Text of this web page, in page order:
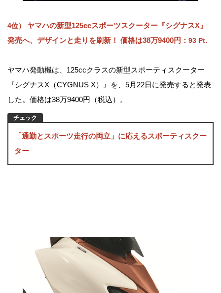
4位）
ヤマハの新型125ccスポーツスクーター『シグナスX』
発売へ、デザインと走りを刷新！ 価格は38万9400円： 93 Pt.
ヤマハ発動機は、125ccクラスの新型スポーティスクーター
『シグナスX（CYGNUS X）』を、5月22日に発売すると発表
した。価格は38万9400円（税込）。
「通勤とスポーツ走行の両立」に応えるスポーティスクー
ター